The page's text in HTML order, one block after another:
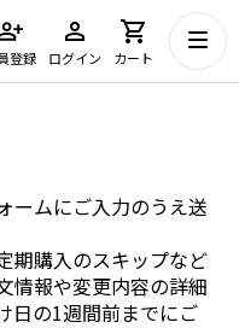
登録 ログイン カート
ームにご入力のうえ送
期購入のスキップなど
情報や変更内容の詳細
日の1週間前までにご